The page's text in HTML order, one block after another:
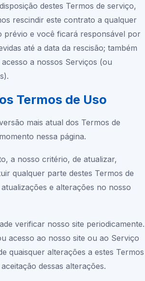
destes Termos de serviço,
rescindir este contrato a qualquer
prévio e você ficará responsável por
até a data da rescisão; também
a nossos Serviços (ou
Termos de Uso
mais atual dos Termos de
nessa página.
a nosso critério, de atualizar,
qualquer parte destes Termos de
e alterações no nosso
verificar nosso site periodicamente.
acesso ao nosso site ou ao Serviço
quaisquer alterações a estes Termos
dessas alterações.